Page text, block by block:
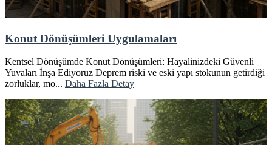
Konut Dönüşümleri Uygulamaları
Kentsel Dönüşümde Konut Dönüşümleri: Hayalinizdeki Güvenli
Yuvaları İnşa Ediyoruz Deprem riski ve eski yapı stokunun getirdiği
zorluklar, mo... Daha Fazla Detay